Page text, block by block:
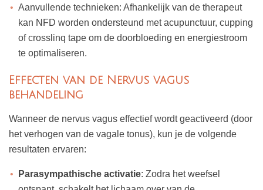
Aanvullende technieken: Afhankelijk van de therapeut
kan NFD worden ondersteund met acupunctuur, cupping
of crosslinq tape om de doorbloeding en energiestroom
te optimaliseren.
Effecten van de Nervus vagus
behandeling
Wanneer de nervus vagus effectief wordt geactiveerd (door
het verhogen van de vagale tonus), kun je de volgende
resultaten ervaren:
Parasympathische activatie: Zodra het weefsel